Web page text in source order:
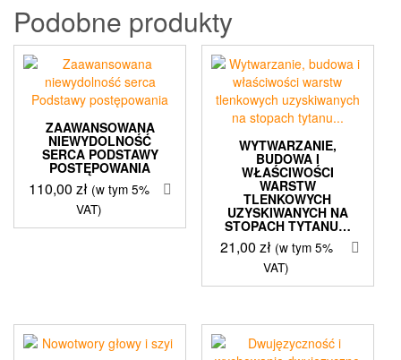
Podobne produkty
ZAAWANSOWANA
NIEWYDOLNOŚĆ
SERCA PODSTAWY
POSTĘPOWANIA
110,00 zł (w tym 5%
VAT)
WYTWARZANIE,
BUDOWA I
WŁAŚCIWOŚCI
WARSTW
TLENKOWYCH
UZYSKIWANYCH NA
STOPACH TYTANU…
21,00 zł (w tym 5%
VAT)